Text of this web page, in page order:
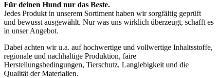
Für deinen Hund nur das Beste.
Jedes Produkt in unserem Sortiment haben wir sorgfältig geprüft
und bewusst ausgewählt. Nur was uns wirklich überzeugt, schafft es
in unser Angebot.
Dabei achten wir u.a. auf hochwertige und vollwertige Inhaltsstoffe,
regionale und nachhaltige Produktion, faire
Herstellungsbedingungen, Tierschutz, Langlebigkeit und die
Qualität der Materialien.